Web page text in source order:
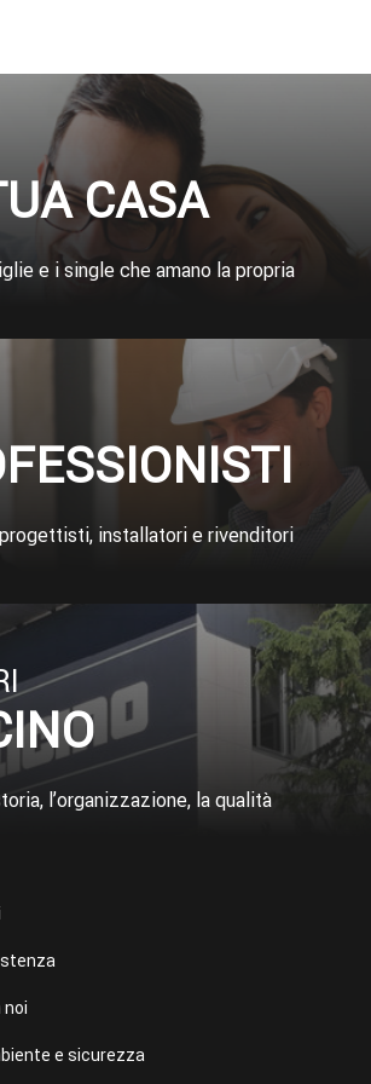
CASA
e i single che amano la propria
installatori e rivenditori
l’organizzazione, la qualità
noi
e sicurezza